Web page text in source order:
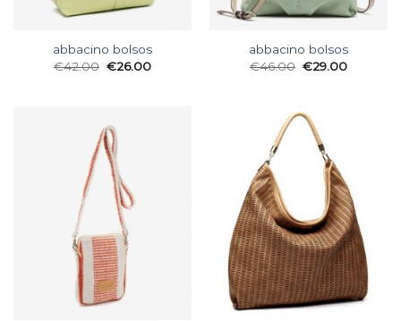
abbacino bolsos
€42.00 €26.00
abbacino bolsos
€46.00 €29.00